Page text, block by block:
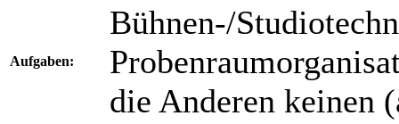
Aufgaben:
Bühnen-/
die Anderen keinen